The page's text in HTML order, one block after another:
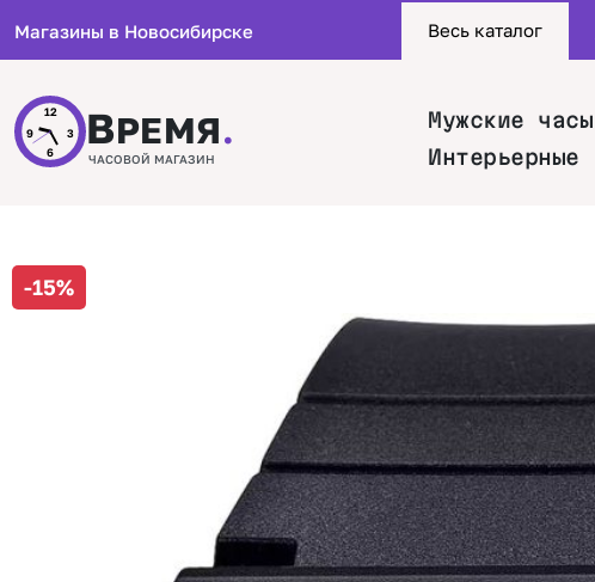
Магазины в Новосибирске Весь каталог
12
3
6
9 ВРЕМЯ.
ЧАСОВОЙ МАГАЗИН
Мужские часы
Интерьерные
-15%